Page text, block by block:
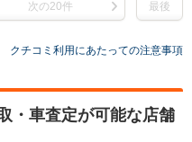
次の20件 最後
クチコミ利用にあたっての注意事項
・車査定が可能な店舗